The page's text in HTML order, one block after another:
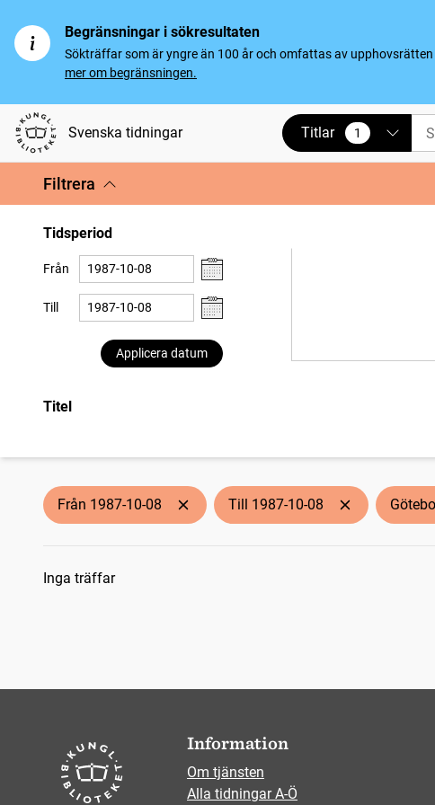
Begränsningar i sökresultaten
Sökträffar som är yngre än 100 år och omfattas av
mer om begränsningen.
Svenska tidningar Titlar 1
vald
Filtrera
Tidsperiod
Från
Till
Applicera datum
Titel
Från 1987-10-08 Till 1987-10-08
Sökresultat
Inga träffar
Information
Om tjänsten
Alla tidningar A-Ö